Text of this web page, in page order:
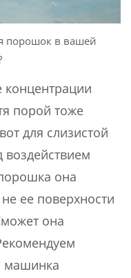
порошок в вашей
концентрации
порой тоже
для слизистой
она
ее поверхности
она
машинка